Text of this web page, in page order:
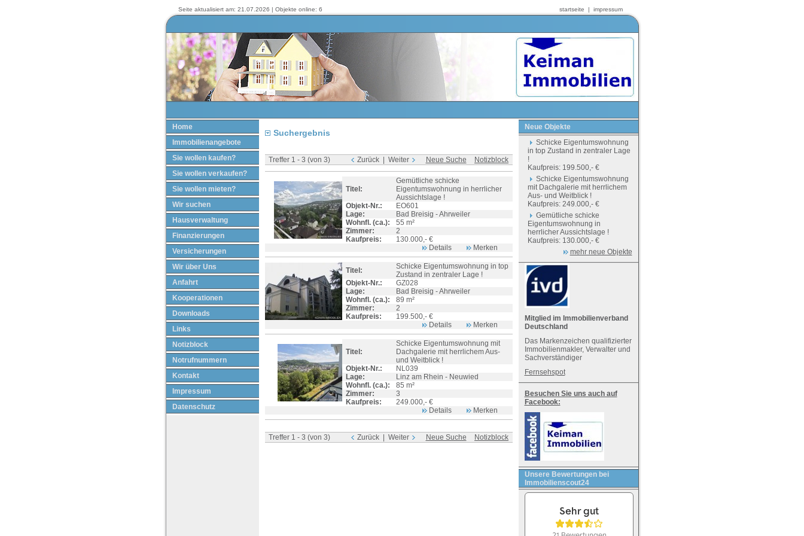
Seite aktualisiert am: 21.07.2026 | Objekte online: 6 startseite | impressum
Home
Immobilienangebote
Sie wollen kaufen?
Sie wollen verkaufen?
Sie wollen mieten?
Wir suchen
Hausverwaltung
Finanzierungen
Versicherungen
Wir über Uns
Anfahrt
Kooperationen
Downloads
Links
Notizblock
Notrufnummern
Kontakt
Impressum
Datenschutz
Suchergebnis
Treffer 1 - 3 (von 3) Zurück | Weiter Neue Suche Notizblock
Titel:
Gemütliche schicke
Eigentumswohnung in herrlicher
Aussichtslage !
Objekt-Nr.:
EO601
Lage:
Bad Breisig - Ahrweiler
Wohnfl. (ca.):
55 m²
Zimmer:
2
Kaufpreis:
130.000,- €
Details
Merken
Titel:
Schicke Eigentumswohnung in top
Zustand in zentraler Lage !
Objekt-Nr.:
GZ028
Lage:
Bad Breisig - Ahrweiler
Wohnfl. (ca.):
89 m²
Zimmer:
2
Kaufpreis:
199.500,- €
Details
Merken
Titel:
Schicke Eigentumswohnung mit
Dachgalerie mit herrlichem Aus-
und Weitblick !
Objekt-Nr.:
NL039
Lage:
Linz am Rhein - Neuwied
Wohnfl. (ca.):
85 m²
Zimmer:
3
Kaufpreis:
249.000,- €
Details
Merken
Treffer 1 - 3 (von 3) Zurück | Weiter Neue Suche Notizblock
Neue Objekte
Schicke Eigentumswohnung
in top Zustand in zentraler Lage
!
Kaufpreis: 199.500,- €
Schicke Eigentumswohnung
mit Dachgalerie mit herrlichem
Aus- und Weitblick !
Kaufpreis: 249.000,- €
Gemütliche schicke
Eigentumswohnung in
herrlicher Aussichtslage !
Kaufpreis: 130.000,- €
mehr neue Objekte
Mitglied im Immobilienverband
Deutschland
Das Markenzeichen qualifizierter
Immobilienmakler, Verwalter und
Sachverständiger
Fernsehspot
Besuchen Sie uns auch auf
Facebook:
Unsere Bewertungen bei
Immobilienscout24